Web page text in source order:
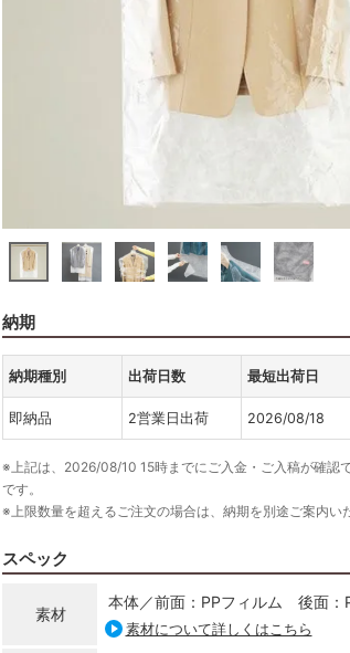
納期
納期種別 出荷日数 最短出荷日
即納品 2営業日出荷 2026/08/18
※上記は、2026/08/10 15時までにご入金・ご入稿が確認
です。
※上限数量を超えるご注文の場合は、納期を別途ご案内い
スペック
素材
本体／前面：PPフィルム 後面：
素材について詳しくはこちら